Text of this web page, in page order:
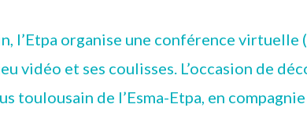
l’Etpa organise une conférence virtuelle
vidéo et ses coulisses. L’occasion de
toulousain de l’Esma-Etpa, en